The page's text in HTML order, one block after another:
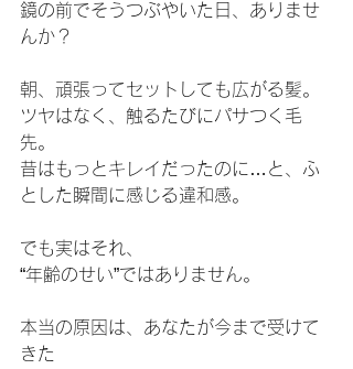
鏡の前でそうつぶやいた日、ありませ
んか？
朝、頑張ってセットしても広がる髪。
ツヤはなく、触るたびにパサつく毛
先。
昔はもっとキレイだったのに…と、ふ
とした瞬間に感じる違和感。
でも実はそれ、
“年齢のせい”ではありません。
本当の原因は、あなたが今まで受けて
きた